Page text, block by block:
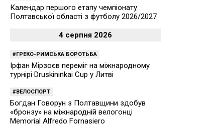
Календар першого етапу чемпіонату
Полтавської області з футболу 2026/2027
4 серпня 2026
ГРЕКО-РИМСЬКА БОРОТЬБА
Ірфан Мірзоєв переміг на міжнародному
турнірі Druskininkai Cup у Литві
ВЕЛОСПОРТ
Богдан Говорун з Полтавщини здобув
«бронзу» на міжнародній велогонці
Memorial Alfredo Fornasiero